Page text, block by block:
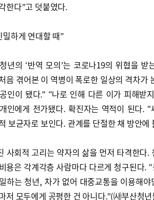
한다”고 덧붙였다.
하게 연대할 때”
년의 ‘반역 모의’는 코로나19의 위협을
음 겪어본 이 역병이 폭로한 일상의 격차가
인이 됐다.” “나로 인해 다른 이가 피해받
인에게 전가됐다. 확진자는 역적이 된다.
보균자로 보인다. 관계를 단절한 채 방안
사회적 고리는 약자의 삶을 먼저 타격한다
용은 각계각층 사람마다 다르게 청구된다.
하는 청년, 차가 없어 대중교통을 이용해
저 모두에게 공평한 건 아니다.”(㈔부산청